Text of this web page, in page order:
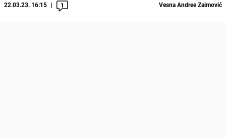
22.03.23. 16:15 1 Vesna Andree Zaimović